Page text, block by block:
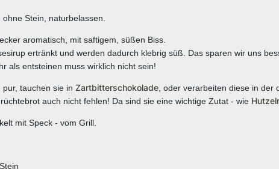
Stein, naturbelassen.
aromatisch, mit saftigem, süßen Biss.
ertränkt und werden dadurch klebrig süß. Das sparen wir uns
als entsteinen muss wirklich nicht sein!
tauchen sie in Zartbitterschokolade , oder verarbeiten diese in
auch nicht fehlen! Da sind sie eine wichtige Zutat - wie
mit Speck - vom Grill.